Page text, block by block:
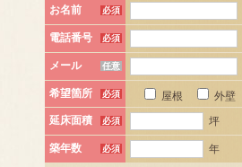
お名前 必須
電話番号 必須
メール 任意
希望箇所 必須 屋根
外壁
延床面積
必須 坪
築年数 必須 年